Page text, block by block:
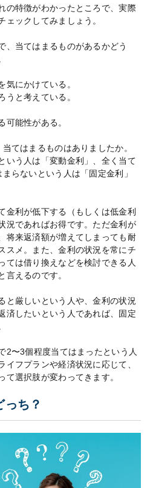
の特徴がわかったところで、実際
ェックしてみましょう。
、当てはまるものがあるかどう
気にかけている。
うと考えている。
可能性がある。
てはまるものはありましたか。
いう人は「変動金利」、全く当て
らないという人は「固定金利」
金利が低下する（もしくは低金利
況であればお得です。ただ金利が
将来返済額が増えてしまっても耐
スメ。また、金利の状況を常にチ
ては借り換えなどを検討できる人
言えるのです。
と厳しいという人や、金利の状況
済したいという人であれば、固定
2〜3個程度当てはまったという人
イフプランや経済状況に応じて、
て選択肢が変わってきます。
っち？